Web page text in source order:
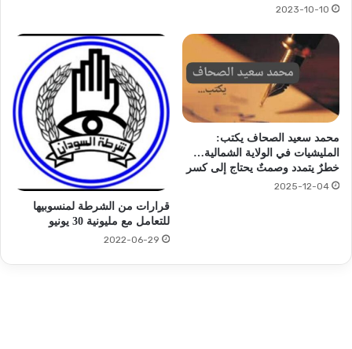
2023-10-10
محمد سعيد الصحاف يكتب:
المليشيات في الولاية الشمالية…
خطرٌ يتمدد وصمتٌ يحتاج إلى كسر
2025-12-04
قرارات من الشرطة لمنسوبيها
للتعامل مع مليونية 30 يونيو
2022-06-29